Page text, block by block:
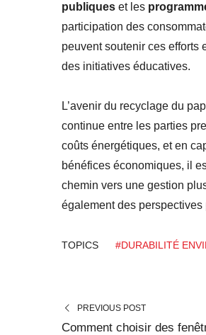
publiques et les
participation des
peuvent soutenir ces efforts
des initiatives éducatives.
L’avenir du recyclage du
continue entre les parties
coûts énergétiques, et en
bénéfices économiques, il
chemin vers une gestion
également des
TOPICS #DURABILITÉ
PREVIOUS POST
Comment choisir des